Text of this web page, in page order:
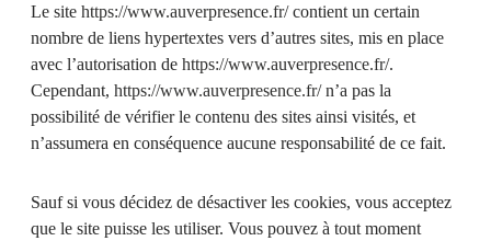
Le site https://www.auverpresence.fr/contient un certain
nombre de liens hypertextes vers d’autres sites, mis en place
avec l’autorisation de https://www.auverpresence.fr/.
Cependant, https://www.auverpresence.fr/n’a pas la
possibilité de vérifier le contenu des sites ainsi visités, et
n’assumera en conséquence aucune responsabilité de ce fait.
Sauf si vous décidez de désactiver les cookies, vous acceptez
que le site puisse les utiliser. Vous pouvez à tout moment